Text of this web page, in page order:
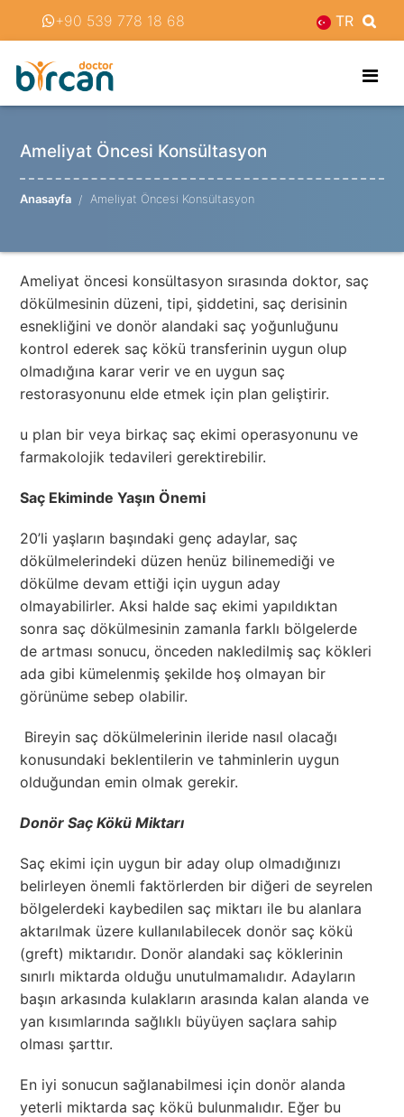
‪+90 539 778 18 68‬ TR
Ameliyat Öncesi Konsültasyon
Anasayfa Ameliyat Öncesi Konsültasyon
Ameliyat öncesi konsültasyon sırasında doktor, saç
dökülmesinin düzeni, tipi, şiddetini, saç derisinin
esnekliğini ve donör alandaki saç yoğunluğunu
kontrol ederek saç kökü transferinin uygun olup
olmadığına karar verir ve en uygun saç
restorasyonunu elde etmek için plan geliştirir.
u plan bir veya birkaç saç ekimi operasyonunu ve
farmakolojik tedavileri gerektirebilir.
Saç Ekiminde Yaşın Önemi
20’li yaşların başındaki genç adaylar, saç
dökülmelerindeki düzen henüz bilinemediği ve
dökülme devam ettiği için uygun aday
olmayabilirler. Aksi halde saç ekimi yapıldıktan
sonra saç dökülmesinin zamanla farklı bölgelerde
de artması sonucu, önceden nakledilmiş saç kökleri
ada gibi kümelenmiş şekilde hoş olmayan bir
görünüme sebep olabilir.
Bireyin saç dökülmelerinin ileride nasıl olacağı
konusundaki beklentilerin ve tahminlerin uygun
olduğundan emin olmak gerekir.
Donör Saç Kökü Miktarı
Saç ekimi için uygun bir aday olup olmadığınızı
belirleyen önemli faktörlerden bir diğeri de seyrelen
bölgelerdeki kaybedilen saç miktarı ile bu alanlara
aktarılmak üzere kullanılabilecek donör saç kökü
(greft) miktarıdır. Donör alandaki saç köklerinin
sınırlı miktarda olduğu unutulmamalıdır. Adayların
başın arkasında kulakların arasında kalan alanda ve
yan kısımlarında sağlıklı büyüyen saçlara sahip
olması şarttır.
En iyi sonucun sağlanabilmesi için donör alanda
yeterli miktarda saç kökü bulunmalıdır. Eğer bu